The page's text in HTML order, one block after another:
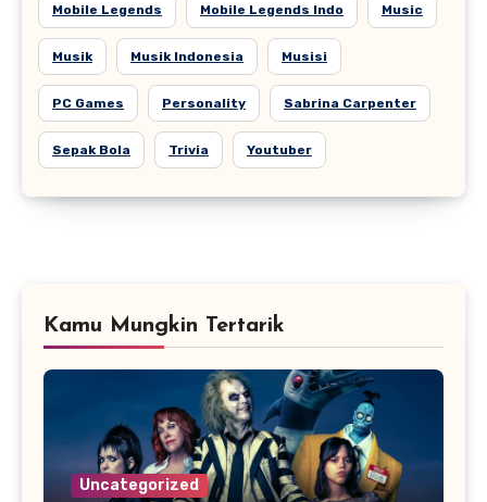
Mobile Legends Mobile Legends Indo Music
Musik Musik Indonesia Musisi
PC Games Personality Sabrina Carpenter
Sepak Bola Trivia Youtuber
Kamu Mungkin Tertarik
Uncategorized